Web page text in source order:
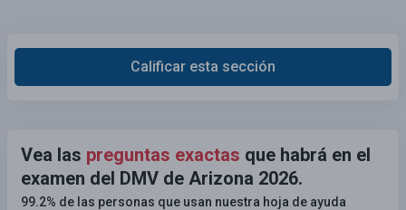
Calificar esta sección
Vea las preguntas exactas que habrá en el
examen del DMV de Arizona 2026.
99.2% de las personas que usan nuestra hoja de ayuda